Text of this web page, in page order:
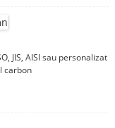
JIS, AISI sau personalizat
carbon